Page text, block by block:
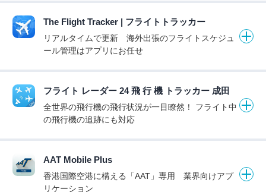
The Flight Tracker | フライトトラッカー
リアルタイムで更新 海外出張のフライトスケジュ
ール管理はアプリにお任せ
フライト レーダー 24 飛 行 機 トラッカー 成田
全世界の飛行機の飛行状況が一目瞭然！ フライト中
の飛行機の追跡にも対応
AAT Mobile Plus
香港国際空港に構える「AAT」専用 業界向けアプ
リケーション